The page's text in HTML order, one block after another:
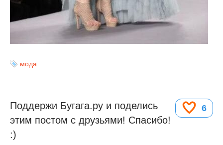
мода
6
Поддержи Бугага.ру и поделись
этим постом с друзьями! Спасибо!
:)